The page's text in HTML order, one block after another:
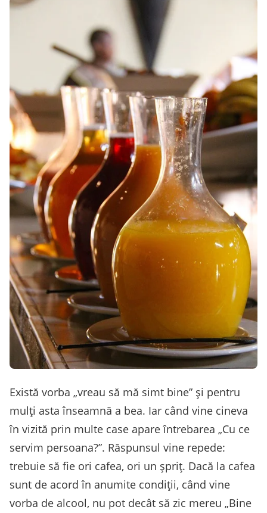
Există vorba „vreau să mă simt bine” și pentru
mulți asta înseamnă a bea. Iar când vine cineva
în vizită prin multe case apare întrebarea „Cu ce
servim persoana?”. Răspunsul vine repede:
trebuie să fie ori cafea, ori un șpriț. Dacă la cafea
sunt de acord în anumite condiții, când vine
vorba de alcool, nu pot decât să zic mereu „Bine